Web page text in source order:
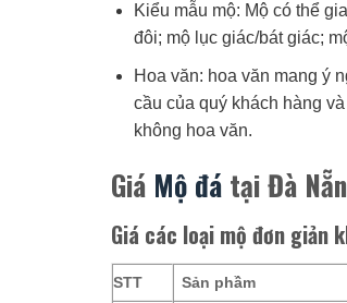
Kiểu mẫu mộ: Mộ có thể
đôi; mộ lục giác/bát giác;
Hoa văn: hoa văn mang ý
cầu của quý khách hàng
không hoa văn.
Giá Mộ đá tại Đà
Giá các loại mộ đơn giản
STT Sản phầm